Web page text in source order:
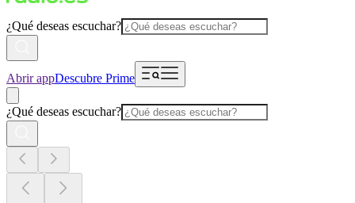
¿Qué deseas escuchar?
Abrir appDescubre Prime
¿Qué deseas escuchar?